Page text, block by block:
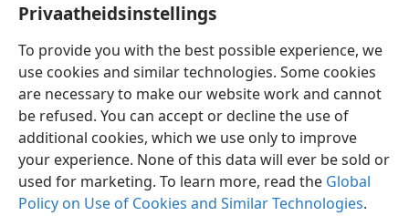
Privaatheidsinstellings
To provide you with the best possible experience, we
use cookies and similar technologies. Some cookies
are necessary to make our website work and cannot
be refused. You can accept or decline the use of
additional cookies, which we use only to improve
your experience. None of this data will ever be sold or
used for marketing. To learn more, read the Global
Policy on Use of Cookies and Similar Technologies.
Afrikaans Deel Voorkeure
Copyright© 2026 Watch Tower Bible and Tract Society of Pennsylvania
Gebruiksvoorwaardes Privaatheidsbeleid
Privaatheidsinstellings
JW.ORG
Meld aan